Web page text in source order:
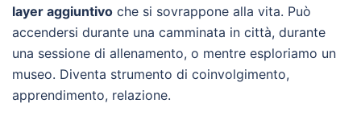
layer aggiuntivo che si sovrappone alla vita. Può
accendersi durante una camminata in città, durante
una sessione di allenamento, o mentre esploriamo un
museo. Diventa strumento di coinvolgimento,
apprendimento, relazione.